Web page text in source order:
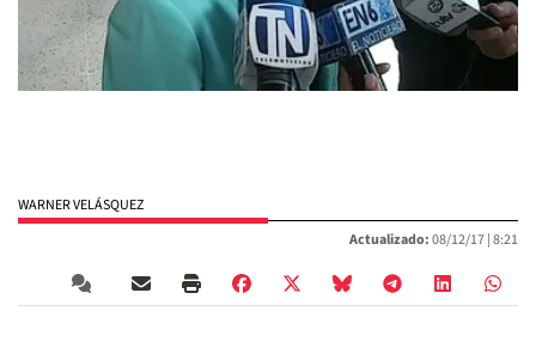
WARNER VELÁSQUEZ
Actualizado:08/12/17 |8:21